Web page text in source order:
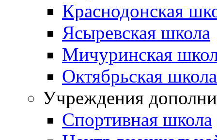
Краснодонская
Ясыревская школа
Мичуринская
Октябрьская школа
Учреждения
Спортивная школа